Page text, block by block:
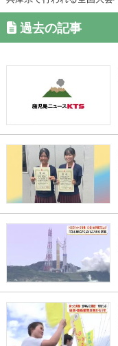
過去の記事